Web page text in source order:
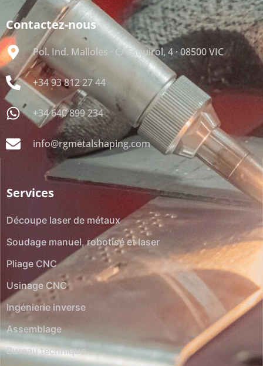
Services
Découpe laser de métaux
Soudage manuel, robotisé et laser
Pliage CNC
Usinage CNC
Ingénierie inverse
Assemblage
Bureau technique
Contactez-nous
Pol. Ind. Malloles · C/ Esquirol, 4 · 08500 VIC
+34 93 812 27 44
+34 640 899 234
info@rgmetalshaping.com